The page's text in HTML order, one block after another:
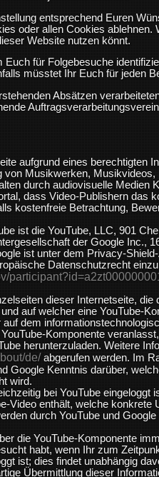
entsprechend Euren
oder allen Cookies ablehnen.
Website nutzen könnt.
für Folgebesuche
müsstet Ihr Euch für jeden
Absätzen
aufgrund eines berechtigten
von Musikwerken,
durch audiovisuelle Medien
dass Video-Publishern das
kostenfreie Betrachtung,
ist die YouTube, LLC, 901
der Google Inc.,
ist unter dem Privacy-
Datenschutzrecht
dieser Internetseite, die
auf welcher eine YouTube-
dem
Komponente
herunterzuladen. Weitere
de/ abgerufen werden. Im
Google Kenntnis darüber,
wird.
bei YouTube eingeloggt
Video enthält, welche konkrete
durch YouTube und
die YouTube-Komponente
habt, wenn Ihr zum
ist; dies findet unabhängig
Übermittlung dieser